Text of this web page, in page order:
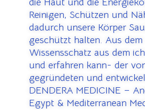
Reinigen, Schützen und
dadurch unsere Körper
geschützt halten. Aus dem
Wissensschatz aus dem
und erfahren kann- der
gegründeten und
DENDERA MEDICINE –
Egypt & Mediterranean